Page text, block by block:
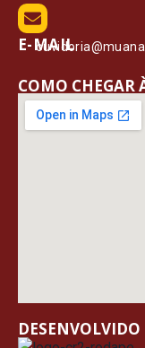
E-MAIL
COMO CHEGAR
DESENVOLVIDO